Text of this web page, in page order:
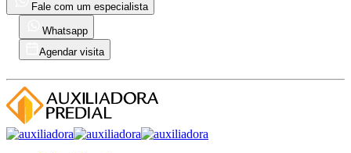
Fale com um especialista
Whatsapp
Agendar visita